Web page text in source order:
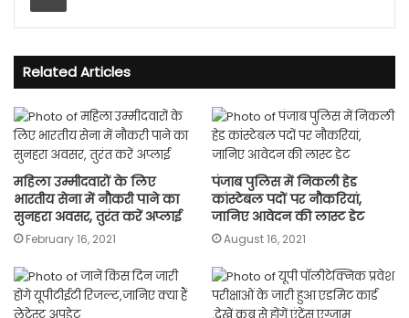
Related Articles
महिला उम्मीदवारों के लिए
भारतीय सेना में नौकरी पाने का
सुनहरा अवसर, तुरंत करें अप्लाई
February 16, 2021
पंजाब पुलिस में निकली हेड
कांस्टेबल पदों पर नौकरियां,
जानिए आवेदन की लास्ट डेट
August 16, 2021